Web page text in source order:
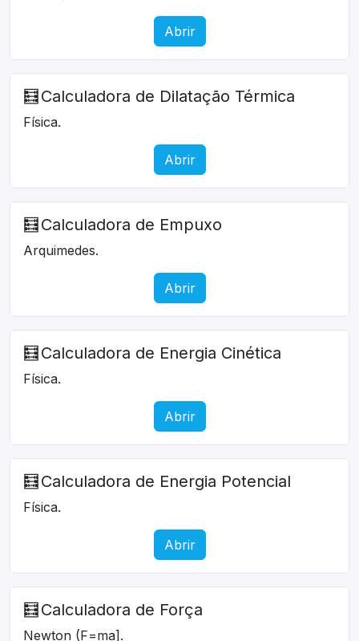
Abrir
🧮 Calculadora de Dilatação Térmica
Física.
Abrir
🧮 Calculadora de Empuxo
Arquimedes.
Abrir
🧮 Calculadora de Energia Cinética
Física.
Abrir
🧮 Calculadora de Energia Potencial
Física.
Abrir
🧮 Calculadora de Força
Newton (F=ma].